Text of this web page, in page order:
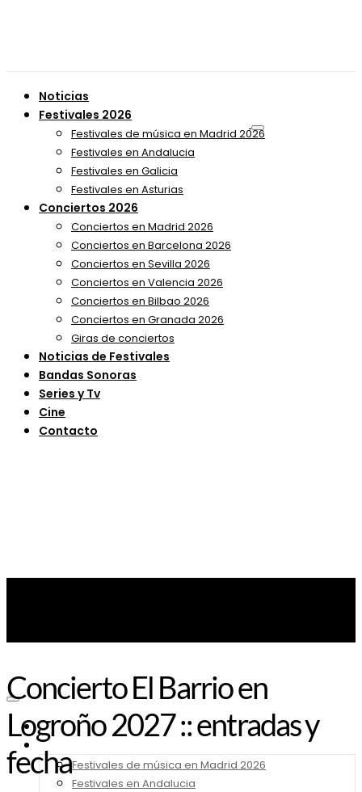
Noticias
Festivales 2026
Festivales de música en Madrid 2026
Festivales en Andalucia
Festivales en Galicia
Festivales en Asturias
Conciertos 2026
Conciertos en Madrid 2026
Conciertos en Barcelona 2026
Conciertos en Sevilla 2026
Conciertos en Valencia 2026
Conciertos en Bilbao 2026
Conciertos en Granada 2026
Giras de conciertos
Noticias de Festivales
Bandas Sonoras
Series y Tv
Cine
Contacto
Noticias
Festivales 2026
Festivales de música en Madrid 2026
Festivales en Andalucia
Concierto El Barrio en
Logroño 2027 :: entradas y
fecha